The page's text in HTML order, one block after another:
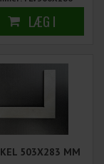
503X283 MM